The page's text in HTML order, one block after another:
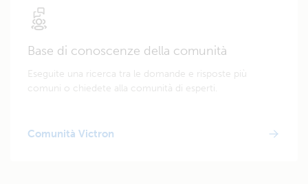
Base di conoscenze della comunità
Eseguite una ricerca tra le domande e risposte più
comuni o chiedete alla comunità di esperti.
Comunità Victron